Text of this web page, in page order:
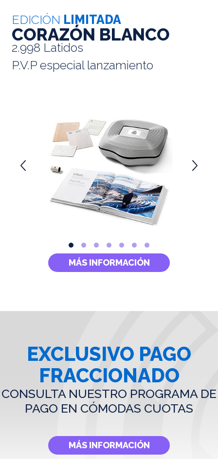
EDICIÓN LIMITADA
CORAZÓN BLANCO
2.998 Latidos
P.V.P especial lanzamiento
MÁS INFORMACIÓN
EXCLUSIVO PAGO
FRACCIONADO
CONSULTA NUESTRO PROGRAMA DE
PAGO EN CÓMODAS CUOTAS
MÁS INFORMACIÓN